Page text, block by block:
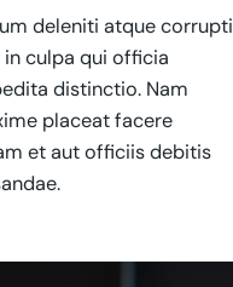
deleniti atque corrupti
culpa qui officia
distinctio. Nam
placeat facere
et aut officiis debitis